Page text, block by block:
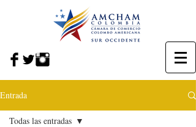
Entrada
Todas las entradas